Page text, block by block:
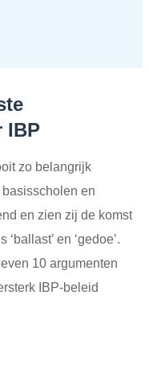
IBP
zo belangrijk
en
en zien zij de komst
en ‘gedoe’.
10 argumenten
IBP-beleid